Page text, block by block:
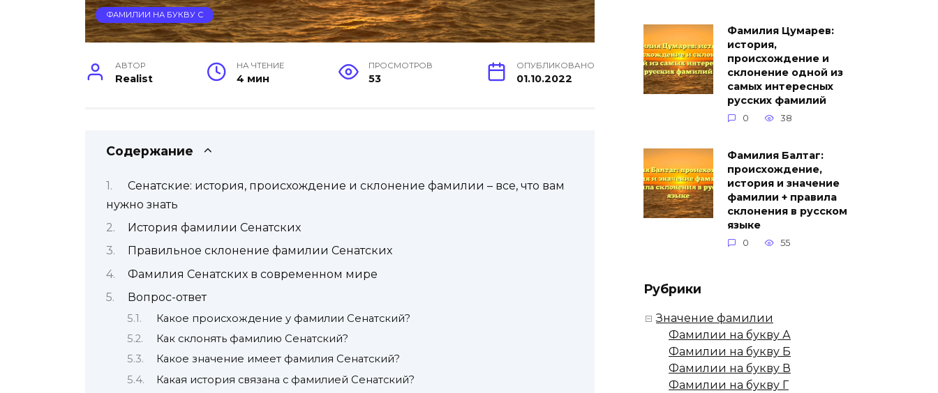
ФАМИЛИИ НА БУКВУ С
АВТОР
Realist
НА ЧТЕНИЕ
4 мин
ПРОСМОТРОВ
53
ОПУБЛИКОВАНО
01.10.2022
Содержание
Сенатские: история, происхождение и склонение фамилии – все, что вам
нужно знать
История фамилии Сенатских
Правильное склонение фамилии Сенатских
Фамилия Сенатских в современном мире
Вопрос-ответ
Какое происхождение у фамилии Сенатский?
Как склонять фамилию Сенатский?
Какое значение имеет фамилия Сенатский?
Какая история связана с фамилией Сенатский?
Фамилия Цумарев:
история,
происхождение и
склонение одной из
самых интересных
русских фамилий
0 38
Фамилия Балтаг:
происхождение,
история и значение
фамилии + правила
склонения в русском
языке
0 55
Рубрики
Значение фамилии
Фамилии на букву А
Фамилии на букву Б
Фамилии на букву В
Фамилии на букву Г